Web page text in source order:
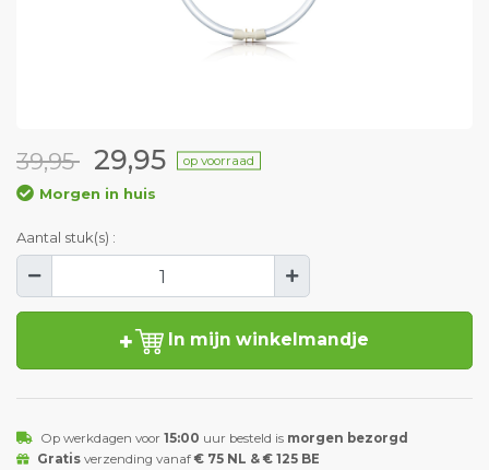
39,95 29,95 op voorraad
Morgen in huis
Aantal stuk(s) :
In mijn winkelmandje
Op werkdagen voor 15:00 uur besteld is morgen bezorgd
Gratisverzending vanaf € 75 NL & € 125 BE